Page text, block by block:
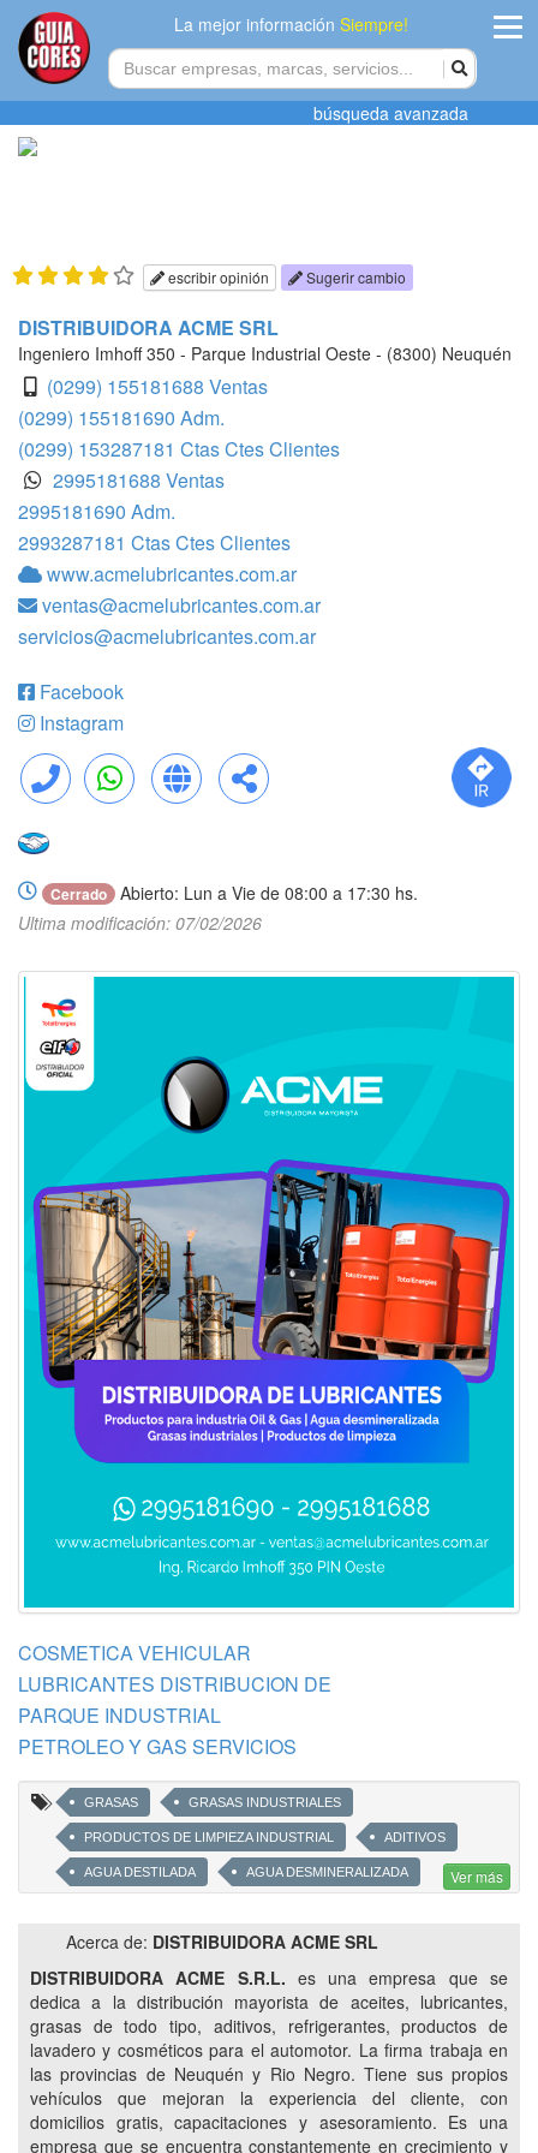
La mejor informaciónSiempre!
Agregar
Radios
búsqueda avanzada
escribir opinión Sugerir cambio
DISTRIBUIDORA ACME SRL
Ingeniero Imhoff 350 - Parque Industrial Oeste - (8300) Neuquén
(0299) 155181688 Ventas
(0299) 155181690 Adm.
(0299) 153287181 Ctas Ctes Clientes
2995181688 Ventas
2995181690 Adm.
2993287181 Ctas Ctes Clientes
www.acmelubricantes.com.ar
ventas@acmelubricantes.com.ar
servicios@acmelubricantes.com.ar
Facebook
Instagram
Llamar WhatsApp Web Compartir
Cerrado
Abierto: Lun a Vie de 08:00 a 17:30 hs.
Ultima modificación: 07/02/2026
COSMETICA VEHICULAR
LUBRICANTES DISTRIBUCION DE
PARQUE INDUSTRIAL
PETROLEO Y GAS SERVICIOS
GRASAS GRASAS INDUSTRIALES
PRODUCTOS DE LIMPIEZA INDUSTRIAL ADITIVOS
AGUA DESTILADA AGUA DESMINERALIZADA
DESENGRASANTES INDUSTRIALES SILICONAS
LIMPIEZA DEL AUTOMOTOR ANTICONGELANTES
REFRIGERANTES GLICOL PROPILENGLICOL
DESENGRASANTES FLUIDOS DERRAMES
SHAMPOO PARA VEHICULOS REJILLAS FRANELAS
CEPILLOS LUBRICANTES DE CIRCULACIÓN
Ver más
Acerca de: DISTRIBUIDORA ACME SRL
DISTRIBUIDORA ACME S.R.L. es una empresa que se
dedica a la distribución mayorista de aceites, lubricantes,
grasas de todo tipo, aditivos, refrigerantes, productos de
lavadero y cosméticos para el automotor. La firma trabaja en
las provincias de Neuquén y Rio Negro. Tiene sus propios
vehículos que mejoran la experiencia del cliente, con
domicilios gratis, capacitaciones y asesoramiento. Es una
empresa que se encuentra constantemente en crecimiento y